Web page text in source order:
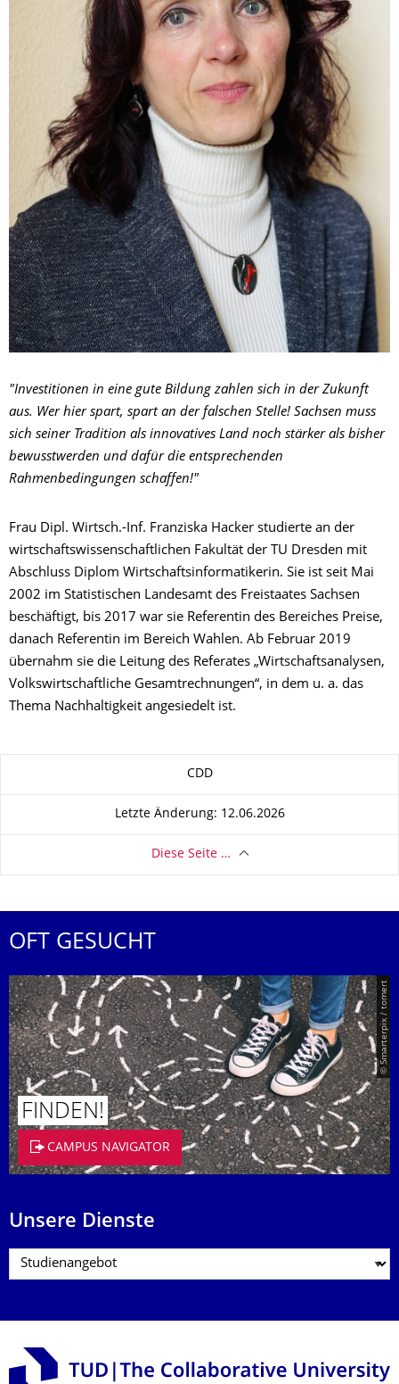
"Investitionen in eine gute Bildung zahlen sich in der Zukunft
aus. Wer hier spart, spart an der falschen Stelle! Sachsen muss
sich seiner Tradition als innovatives Land noch stärker als bisher
bewusstwerden und dafür die entsprechenden
Rahmenbedingungen schaffen!"
Frau Dipl. Wirtsch.-Inf. Franziska Hacker studierte an der
wirtschaftswissenschaftlichen Fakultät der TU Dresden mit
Abschluss Diplom Wirtschaftsinformatikerin. Sie ist seit Mai
2002 im Statistischen Landesamt des Freistaates Sachsen
beschäftigt, bis 2017 war sie Referentin des Bereiches Preise,
danach Referentin im Bereich Wahlen. Ab Februar 2019
übernahm sie die Leitung des Referates „Wirtschaftsanalysen,
Volkswirtschaftliche Gesamtrechnungen“, in dem u. a. das
Thema Nachhaltigkeit angesiedelt ist.
CDD
Letzte Änderung: 12.06.2026
Diese Seite …
OFT GESUCHT
© Smarterpix / tomert
FINDEN!
CAMPUS NAVIGATOR
Unsere Dienste